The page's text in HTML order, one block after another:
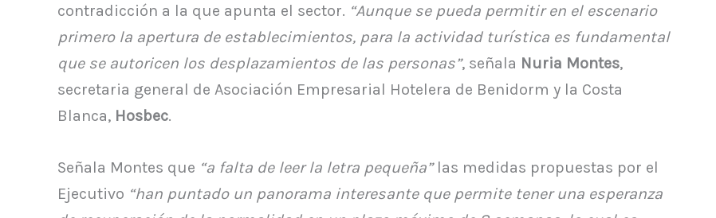
contradicción a la que apunta el sector. “Aunque se pueda permitir en el escenario
primero la apertura de establecimientos, para la actividad turística es fundamental
que se autoricen los desplazamientos de las personas”, señala Nuria Montes,
secretaria general de Asociación Empresarial Hotelera de Benidorm y la Costa
Blanca, Hosbec.
Señala Montes que “a falta de leer la letra pequeña”las medidas propuestas por el
Ejecutivo “han puntado un panorama interesante que permite tener una esperanza